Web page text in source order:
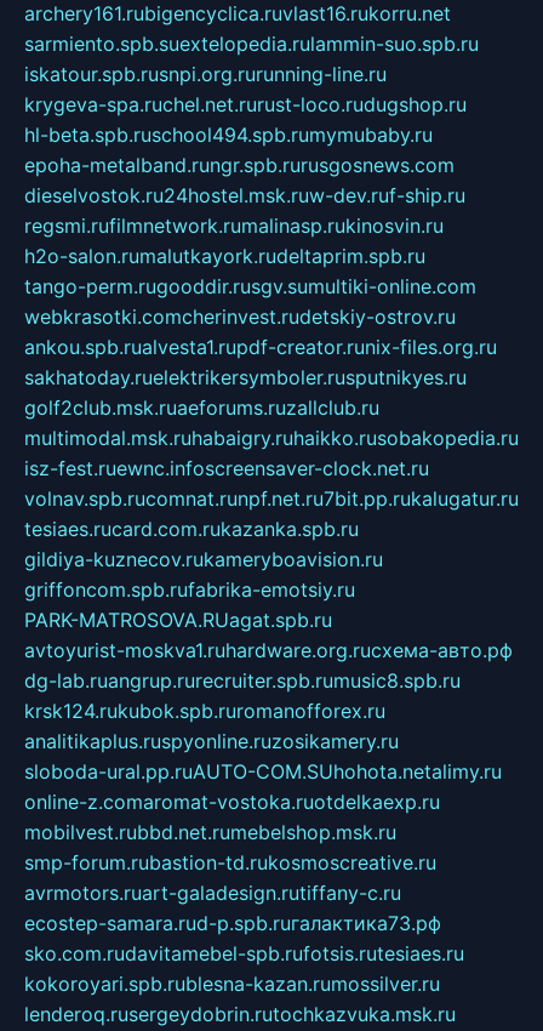
archery161.rubigencyclica.ruvlast16.rukorru.net
sarmiento.spb.suextelopedia.rulammin-suo.spb.ru
iskatour.spb.rusnpi.org.rurunning-line.ru
krygeva-spa.ruchel.net.rurust-loco.rudugshop.ru
hl-beta.spb.ruschool494.spb.rumymubaby.ru
epoha-metalband.rungr.spb.rurusgosnews.com
dieselvostok.ru24hostel.msk.ruw-dev.ruf-ship.ru
regsmi.rufilmnetwork.rumalinasp.rukinosvin.ru
h2o-salon.rumalutkayork.rudeltaprim.spb.ru
tango-perm.rugooddir.rusgv.sumultiki-online.com
webkrasotki.comcherinvest.rudetskiy-ostrov.ru
ankou.spb.rualvesta1.rupdf-creator.runix-files.org.ru
sakhatoday.ruelektrikersymboler.rusputnikyes.ru
golf2club.msk.ruaeforums.ruzallclub.ru
multimodal.msk.ruhabaigry.ruhaikko.rusobakopedia.ru
isz-fest.ruewnc.infoscreensaver-clock.net.ru
volnav.spb.rucomnat.runpf.net.ru7bit.pp.rukalugatur.ru
tesiaes.rucard.com.rukazanka.spb.ru
gildiya-kuznecov.rukameryboavision.ru
griffoncom.spb.rufabrika-emotsiy.ru
PARK-MATROSOVA.RUagat.spb.ru
avtoyurist-moskva1.ruhardware.org.ruсхема-авто.рф
dg-lab.ruangrup.rurecruiter.spb.rumusic8.spb.ru
krsk124.rukubok.spb.ruromanofforex.ru
analitikaplus.ruspyonline.ruzosikamery.ru
sloboda-ural.pp.ruAUTO-COM.SUhohota.netalimy.ru
online-z.comaromat-vostoka.ruotdelkaexp.ru
mobilvest.rubbd.net.rumebelshop.msk.ru
smp-forum.rubastion-td.rukosmoscreative.ru
avrmotors.ruart-galadesign.rutiffany-c.ru
ecostep-samara.rud-p.spb.ruгалактика73.рф
sko.com.rudavitamebel-spb.rufotsis.rutesiaes.ru
kokoroyari.spb.rublesna-kazan.rumossilver.ru
lenderoq.rusergeydobrin.rutochkazvuka.msk.ru